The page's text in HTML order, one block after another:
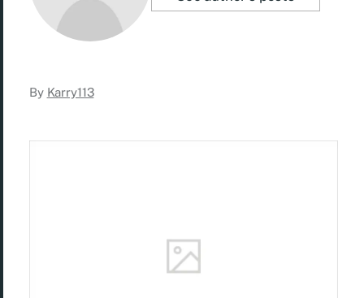
By Karry113